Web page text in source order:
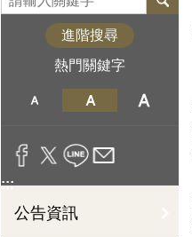
進階搜尋
熱門關鍵字
:::
公告資訊